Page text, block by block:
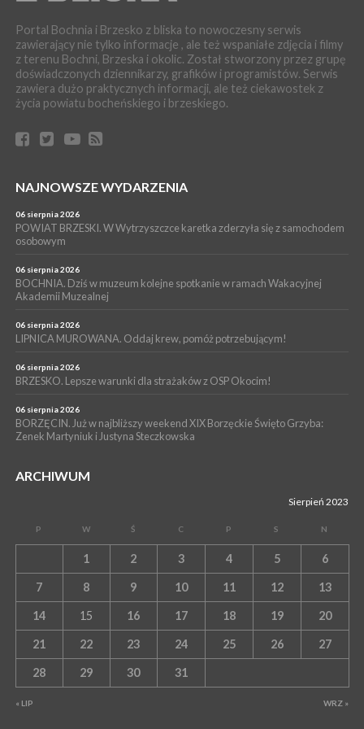
muzyki [PROGRAM KONCERTÓW]
SPORT
04 sierpnia 2026
BOCHNIA. W niedzielę XXXII Memoriałowy Bieg Majora Bacy!
WYDARZENIA
04 sierpnia 2026
MAŁOPOLSKA. Liczba stulatków wciąż rośnie
ARTYKUŁ PARTNERSKI
WYDARZENIA
04 sierpnia 2026
BRZESKO. Już jest Karta Mieszkańca Gminy Brzesko. Co to
oznacza?
Portal Bochnia i Brzesko z bliska to nowoczesny serwis
zawierający nie tylko informacje , ale też wspaniałe zdjęcia i filmy
z terenu Bochni, Brzeska i okolic. Został stworzony przez grupę
doświadczonych dziennikarzy, grafików i programistów. Serwis
zawiera dużo praktycznych informacji, ale też ciekawostek z
życia powiatu bocheńskiego i brzeskiego.
NAJNOWSZE WYDARZENIA
06 sierpnia 2026
POWIAT BRZESKI. W Wytrzyszczce karetka zderzyła się z samochodem
osobowym
06 sierpnia 2026
BOCHNIA. Dziś w muzeum kolejne spotkanie w ramach Wakacyjnej
Akademii Muzealnej
06 sierpnia 2026
LIPNICA MUROWANA. Oddaj krew, pomóż potrzebującym!
06 sierpnia 2026
BRZESKO. Lepsze warunki dla strażaków z OSP Okocim!
06 sierpnia 2026
BORZĘCIN. Już w najbliższy weekend XIX Borzęckie Święto Grzyba:
Zenek Martyniuk i Justyna Steczkowska
ARCHIWUM
Sierpień 2023
P W Ś C P S N
« LIP WRZ »
1 2 3 4 5 6
7 8 9 10 11 12 13
14 15 16 17 18 19 20
21 22 23 24 25 26 27
28 29 30 31